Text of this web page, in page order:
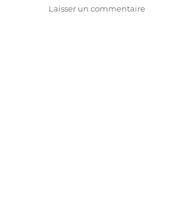
Laisser un commentairesur